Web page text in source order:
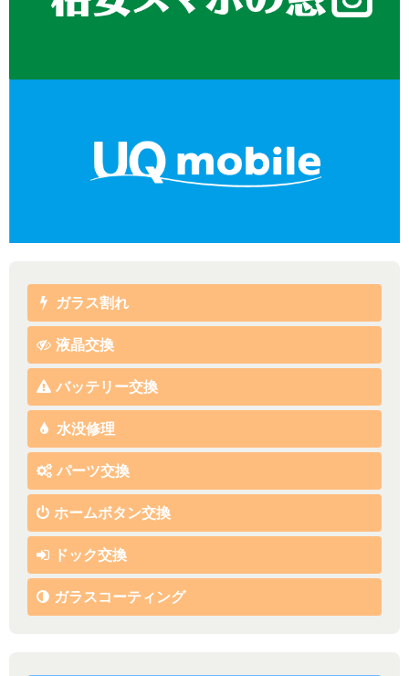
ガラス割れ
液晶交換
バッテリー交換
水没修理
パーツ交換
ホームボタン交換
ドック交換
ガラスコーティング